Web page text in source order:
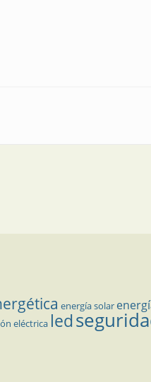
energía solar
eléctrica led